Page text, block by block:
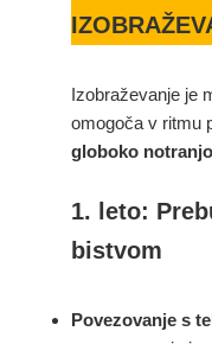
Izobraževanje je
omogoča v ritmu
globoko
1. leto:
bistvom
Povezovanje s